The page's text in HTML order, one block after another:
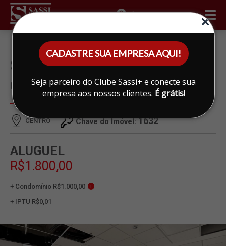
CADASTRE SUA EMPRESA AQUI!
Seja parceiro do Clube Sassi+ e conecte sua
empresa aos nossos clientes. É grátis!
ÁREA DO CLIENTE
SALA PARA ALUGAR EM
CENTRO, LIMEIRA
CENTRO Chave do Imóvel:1632
ALUGUEL
R$1.800,00
+ Condomínio R$1.000,00 i
+ IPTU R$0,01